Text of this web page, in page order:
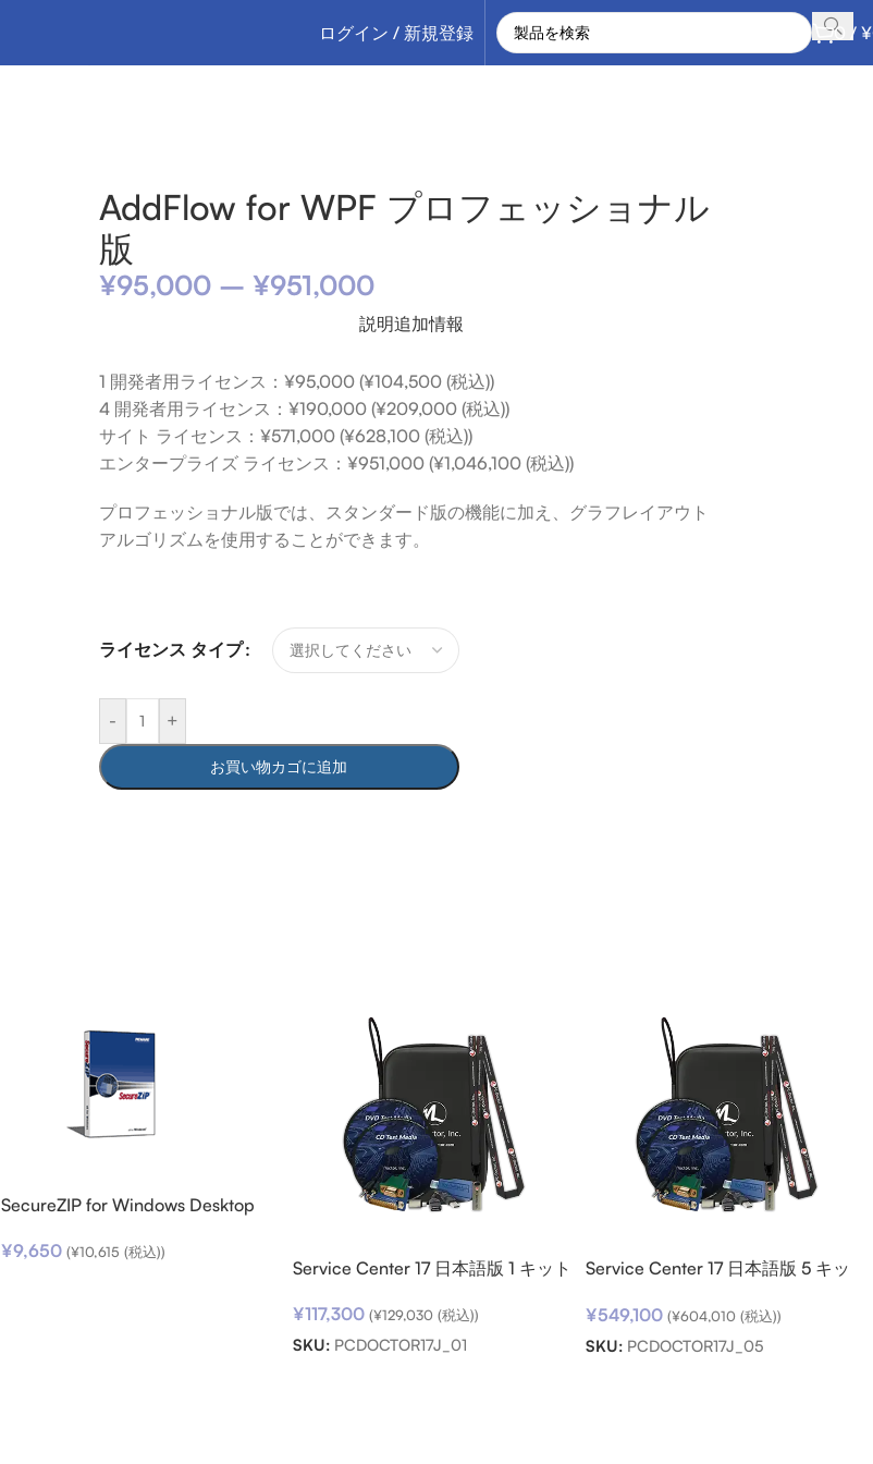
ログイン / 新規登録 0 / ¥
AddFlow for WPF プロフェッショナル
版
¥95,000 – ¥951,000
説明追加情報
1 開発者用ライセンス：¥95,000 (¥104,500 (税込))
4 開発者用ライセンス：¥190,000 (¥209,000 (税込))
サイト ライセンス：¥571,000 (¥628,100 (税込))
エンタープライズ ライセンス：¥951,000 (¥1,046,100 (税込))
プロフェッショナル版では、スタンダード版の機能に加え、グラフレイアウト
アルゴリズムを使用することができます。
ライセンス タイプ
- +
お買い物カゴに追加
SecureZIP for Windows Desktop
¥9,650 (¥10,615 (税込))
Service Center 17 日本語版 1 キット
¥117,300 (¥129,030 (税込))
SKU: PCDOCTOR17J_01
Service Center 17 日本語版 5 キッ
¥549,100 (¥604,010 (税込))
SKU: PCDOCTOR17J_05